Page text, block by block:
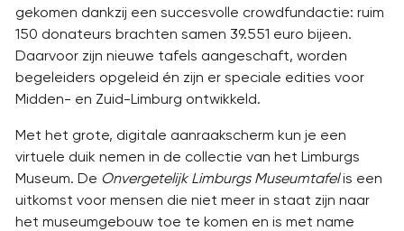
gekomen dankzij een succesvolle crowdfundactie: ruim
150 donateurs brachten samen 39.551 euro bijeen.
Daarvoor zijn nieuwe tafels aangeschaft, worden
begeleiders opgeleid én zijn er speciale edities voor
Midden- en Zuid-Limburg ontwikkeld.
Met het grote, digitale aanraakscherm kun je een
virtuele duik nemen in de collectie van het Limburgs
Museum. De Onvergetelijk Limburgs Museumtafelis een
uitkomst voor mensen die niet meer in staat zijn naar
het museumgebouw toe te komen en is met name